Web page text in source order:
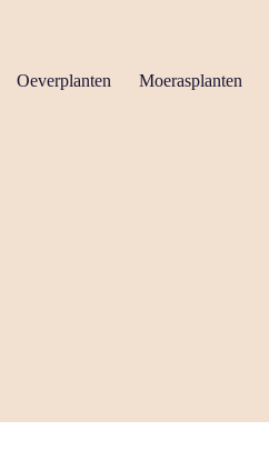
Oeverplanten Moerasplanten